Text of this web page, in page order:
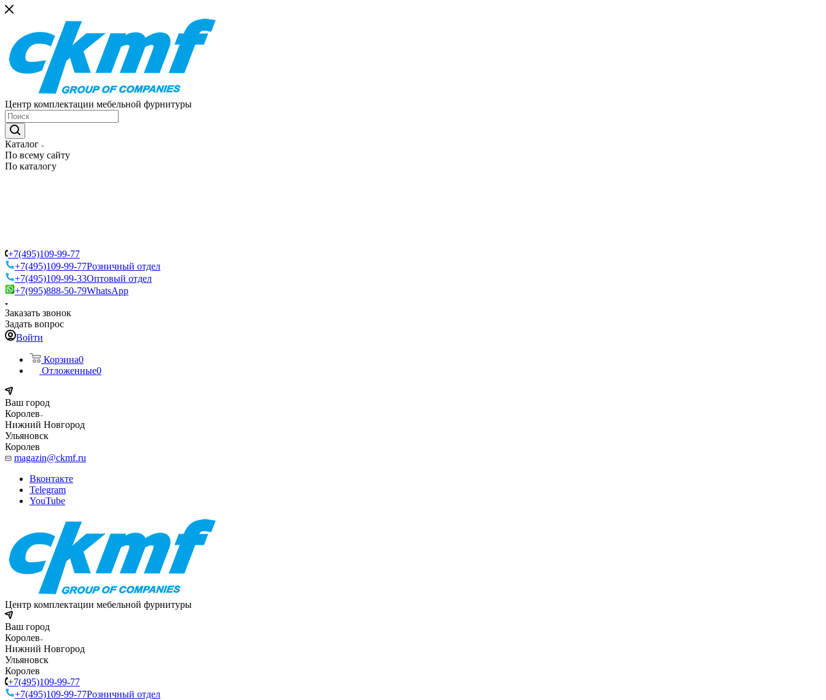
Центр комплектации мебельной фурнитуры
Каталог
По всему сайту
По каталогу
+7(495)109-99-77
+7(495)109-99-77Розничный отдел
+7(495)109-99-33Оптовый отдел
+7(995)888-50-79WhatsApp
Заказать звонок
Задать вопрос
Войти
Корзина0
Отложенные0
Ваш город
Королев
Нижний Новгород
Ульяновск
Королев
magazin@ckmf.ru
Вконтакте
Telegram
YouTube
Центр комплектации мебельной фурнитуры
Ваш город
Королев
Нижний Новгород
Ульяновск
Королев
+7(495)109-99-77
+7(495)109-99-77Розничный отдел